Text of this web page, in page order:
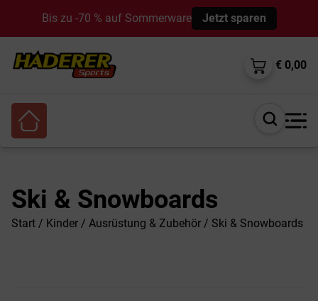
Bis zu -70 % auf Sommerware Jetzt sparen
€ 0,00
Suche
Ski & Snowboards
Start / Kinder / Ausrüstung & Zubehör / Ski & Snowboards